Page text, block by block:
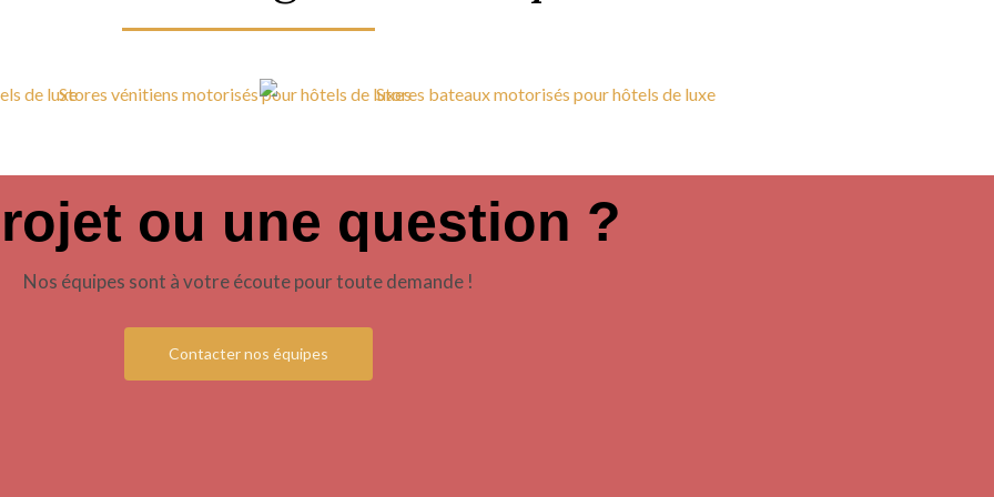
ou une question ?
Nos équipes sont à votre écoute pour toute demande !
Contacter nos équipes